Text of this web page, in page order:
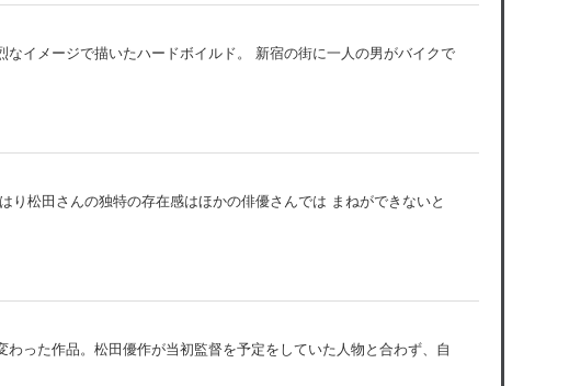
イメージで描いたハードボイルド。 新宿の街に一人の男がバイクで
松田さんの独特の存在感はほかの俳優さんでは まねができないと
った作品。松田優作が当初監督を予定をしていた人物と合わず、自